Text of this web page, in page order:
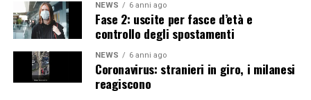
NEWS 6 anni ago
Fase 2: uscite per fasce d’età e
controllo degli spostamenti
NEWS 6 anni ago
Coronavirus: stranieri in giro, i milanesi
reagiscono